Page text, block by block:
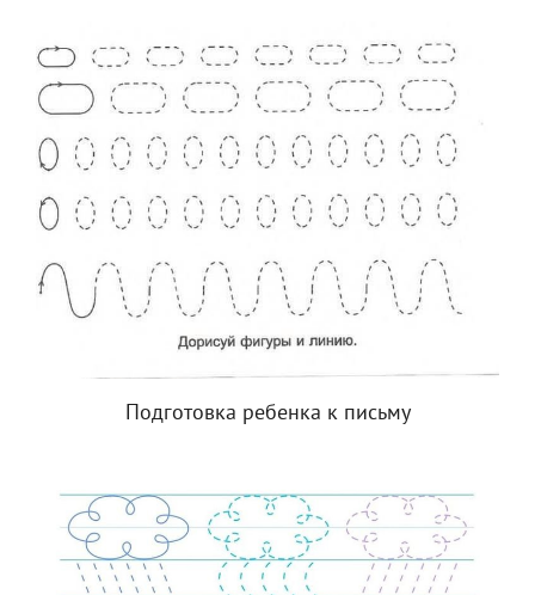
Подготовка ребенка к письму